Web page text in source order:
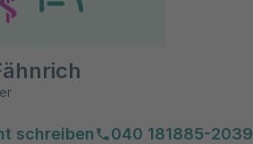
schreiben 040 181885-2039